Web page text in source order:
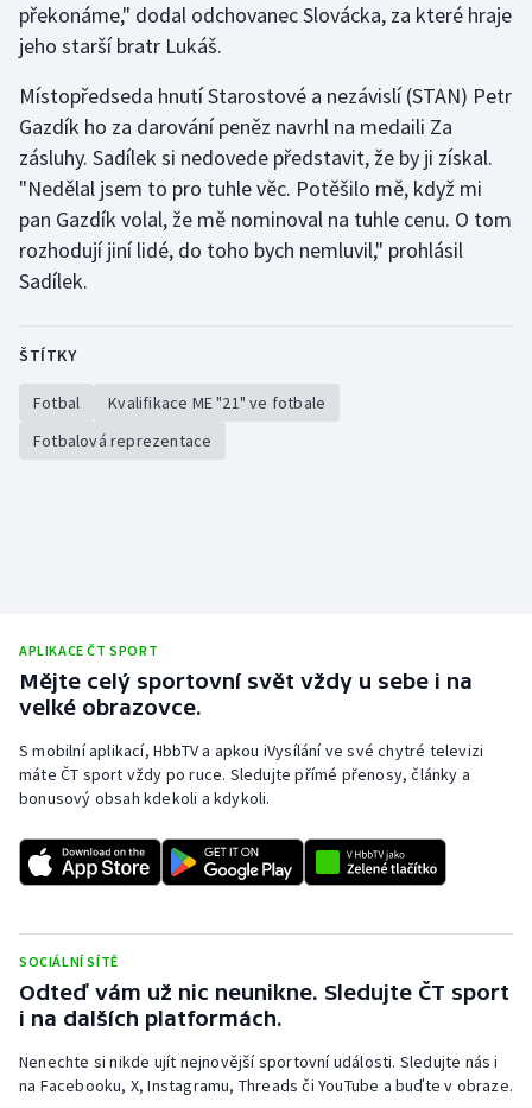
překonáme," dodal odchovanec Slovácka, za které hraje
jeho starší bratr Lukáš.
Místopředseda hnutí Starostové a nezávislí (STAN) Petr
Gazdík ho za darování peněz navrhl na medaili Za
zásluhy. Sadílek si nedovede představit, že by ji získal.
"Nedělal jsem to pro tuhle věc. Potěšilo mě, když mi
pan Gazdík volal, že mě nominoval na tuhle cenu. O tom
rozhodují jiní lidé, do toho bych nemluvil," prohlásil
Sadílek.
ŠTÍTKY
Fotbal
Kvalifikace ME "21" ve fotbale
Fotbalová reprezentace
APLIKACE ČT SPORT
Mějte celý sportovní svět vždy u sebe i na
velké obrazovce.
S mobilní aplikací, HbbTV a apkou iVysílání ve své chytré televizi
máte ČT sport vždy po ruce. Sledujte přímé přenosy, články a
bonusový obsah kdekoli a kdykoli.
SOCIÁLNÍ SÍTĚ
Odteď vám už nic neunikne. Sledujte ČT sport
i na dalších platformách.
Nenechte si nikde ujít nejnovější sportovní události. Sledujte nás i
na Facebooku, X, Instagramu, Threads či YouTube a buďte v obraze.